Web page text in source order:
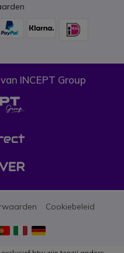
INCEPT Group
Cookiebeleid